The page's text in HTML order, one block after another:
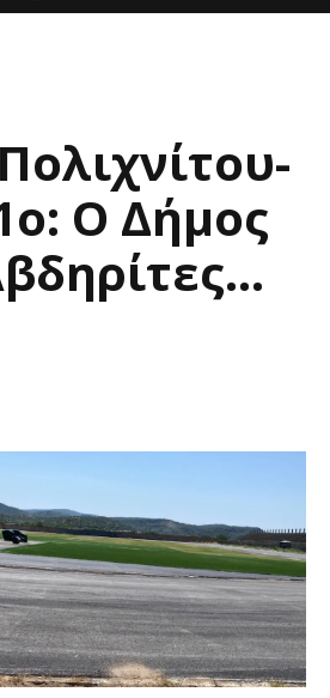
Ο Δήμος